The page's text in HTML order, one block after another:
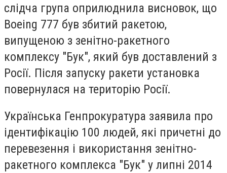
слідча група оприлюднила висновок, що
Boeing 777 був збитий ракетою,
випущеною з зенітно-ракетного
комплексу "Бук", який був доставлений з
Росії. Після запуску ракети установка
повернулася на територію Росії.
Українська Генпрокуратура заявила про
ідентифікацію 100 людей, які причетні до
перевезення і використання зенітно-
ракетного комплекса "Бук" у липні 2014